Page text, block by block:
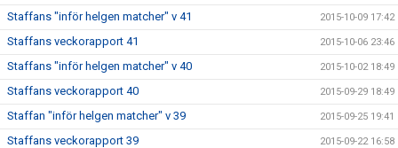
Staffans "inför helgen matcher" v 41 2015-10-09 17:42
Staffans veckorapport 41 2015-10-06 23:46
Staffans "inför helgen matcher" v 40 2015-10-02 18:49
Staffans veckorapport 40 2015-09-29 18:49
Staffan "inför helgen matcher" v 39 2015-09-25 19:41
Staffans veckorapport 39 2015-09-22 16:58